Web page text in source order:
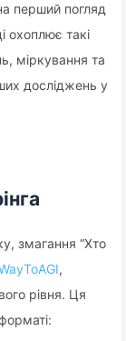
перший погляд
охоплює такі
міркування та
досліджень у
змагання “Хто
,
рівня. Ця